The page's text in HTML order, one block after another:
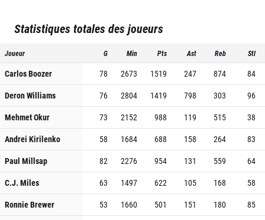
Statistiques totales des joueurs
Joueur G Min Pts Ast Reb Stl
Carlos Boozer 78 2673 1519 247 874
84
Deron Williams
76 2804 1419 798 303
96
Mehmet Okur
73 2152 988 119 515
38
Andrei Kirilenko
58 1684 688 158 264
83
Paul Millsap
82 2276 954 131 559
64
C.J. Miles
63 1497 622 105 168
58
Ronnie Brewer
53 1660 501 151 180
85